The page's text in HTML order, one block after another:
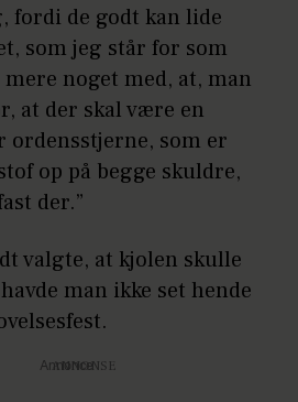
fordi de godt kan lide
som jeg står for som
noget med, at, man
at der skal være en
ordensstjerne, som er
op på begge skuldre,
der.”
valgte, at kjolen skulle
man ikke set hende
Annonce